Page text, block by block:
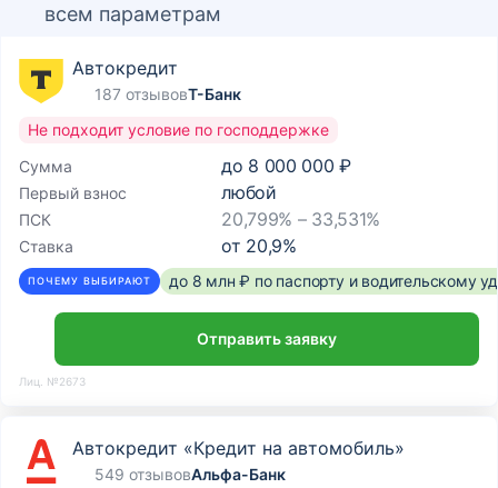
всем параметрам
Автокредит
187 отзывовТ-Банк
Сумма до 8 000 000 ₽
Первый взнос любой
ПСК 20,799% – 33,531%
Ставка от 20,9%
Не подходит условие по господдержке
ПОЧЕМУ ВЫБИРАЮТ до 8 млн ₽ по паспорту и водительскому
Отправить заявку
Лиц. №2673
Автокредит «Кредит на автомобиль»
549 отзывовАльфа-Банк